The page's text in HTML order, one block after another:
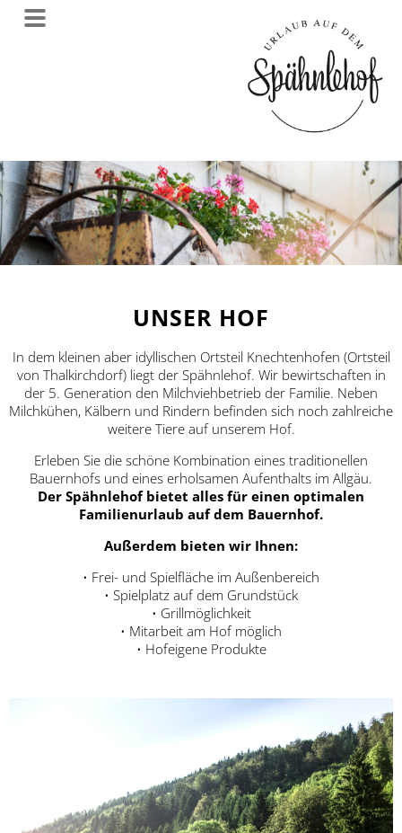
UNSER HOF
In dem kleinen aber idyllischen Ortsteil Knechtenhofen (Ortsteil
von Thalkirchdorf) liegt der Spähnlehof. Wir bewirtschaften in
der 5. Generation den Milchviehbetrieb der Familie. Neben
Milchkühen, Kälbern und Rindern befinden sich noch zahlreiche
weitere Tiere auf unserem Hof.
Erleben Sie die schöne Kombination eines traditionellen
Bauernhofs und eines erholsamen Aufenthalts im Allgäu.
Der Spähnlehof bietet alles für einen optimalen
Familienurlaub auf dem Bauernhof.
Außerdem bieten wir Ihnen:
• Frei- und Spielfläche im Außenbereich
• Spielplatz auf dem Grundstück
• Grillmöglichkeit
• Mitarbeit am Hof möglich
• Hofeigene Produkte